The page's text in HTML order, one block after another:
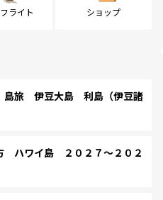
ライト ショップ
旅 伊豆大島 利島（伊豆諸
ハワイ島 ２０２７～２０２